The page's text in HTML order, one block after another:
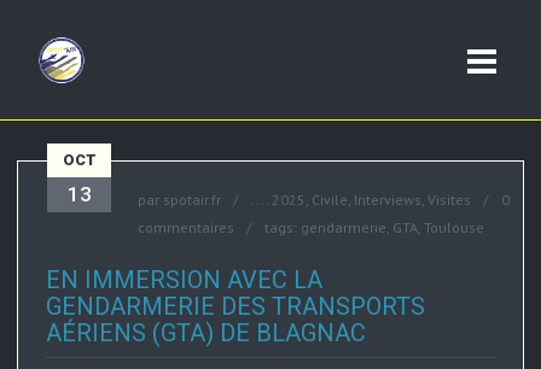
OCT
13 par spotair.fr .... 2025 , Civile, Interviews, Visites
0
commentaires
tags: gendarmerie, GTA, Toulouse
EN IMMERSION AVEC LA
GENDARMERIE DES TRANSPORTS
AÉRIENS (GTA) DE BLAGNAC